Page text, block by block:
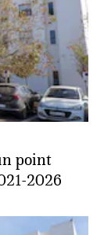
point
2026